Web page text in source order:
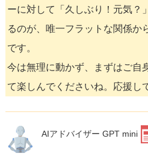
ーに対して「久しぶり！元気？
るのが、唯一フラットな関係か
です。
今は無理に動かず、まずはご自
て楽しんでくださいね。応援し
AIアドバイザー GPT mini